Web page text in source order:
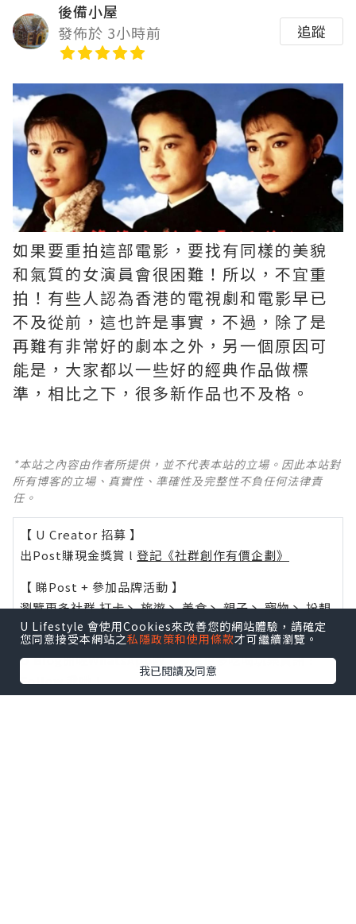
後備小屋
發佈於 3小時前
追蹤
如果要重拍這部電影，要找有同樣的美貌
和氣質的女演員會很困難！所以，不宜重
拍！有些人認為香港的電視劇和電影早已
不及從前，這也許是事實，不過，除了是
再難有非常好的劇本之外，另一個原因可
能是，大家都以一些好的經典作品做標
準，相比之下，很多新作品也不及格。 ​​​
*本站之內容由作者所提供，並不代表本站的立場。因此本站對
所有博客的立場、真實性、準確性及完整性不負任何法律責
任。
【 U Creator 招募 】
出Post賺現金獎賞 l 登記《社群創作有價企劃》
【 睇Post + 參加品牌活動 】
瀏覽更多社群打卡丶旅遊丶美食丶親子丶寵物丶扮靚
攻略及活動情報
U Blog開咗WhatsApp啦！發掘更多吃喝玩樂資訊！
Follow 我哋！
U Lifestyle 會使用Cookies來改善您的網站體驗，請確定
您同意接受本網站之私隱政策和使用條款才可繼續瀏覽。
我已閱讀及同意